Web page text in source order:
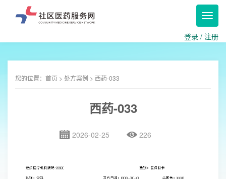
登录 / 注册
您的位置： 首页 > 处方案例 > 西药-033
西药-033
2026-02-25 226